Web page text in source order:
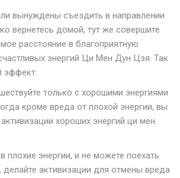
вынуждены съездить в направлении
вернетесь домой, тут же совершите
расстояние в благоприятную
энергий Ци Мен Дун Цзя. Так
эффект.
только с хорошими энергиями
кроме вреда от плохой энергии, вы
хороших энергий ци мен
плохие энергии, и не можете поехать
активизации для отмены вреда